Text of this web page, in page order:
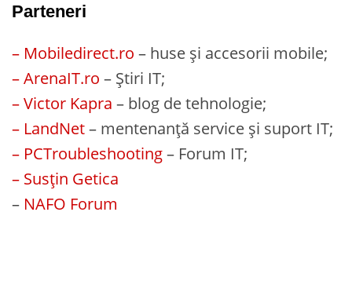
Parteneri
– Mobiledirect.ro – huse și accesorii mobile;
– ArenaIT.ro – Știri IT;
– Victor Kapra – blog de tehnologie;
– LandNet– mentenanță service și suport IT;
– PCTroubleshooting– Forum IT;
– Susțin Getica
– NAFO Forum